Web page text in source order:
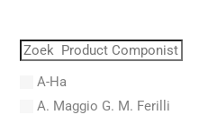
A-Ha
A. Maggio G. M. Ferilli